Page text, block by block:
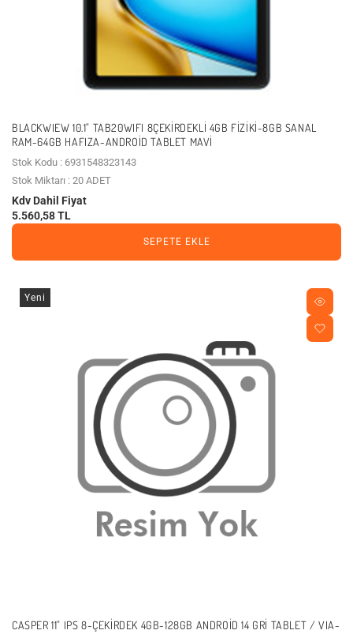
BLACKWIEW 10.1" TAB20WIFI 8ÇEKIRDEKLI 4GB FIZIKI-8GB SANAL
RAM-64GB HAFIZA-ANDROID TABLET MAVI
Stok Kodu : 6931548323143
Stok Miktarı : 20 ADET
Kdv Dahil Fiyat
5.560,58 TL
SEPETE EKLE
Yeni
CASPER 11" IPS 8-ÇEKIRDEK 4GB-128GB ANDROID 14 GRI TABLET / VIA-